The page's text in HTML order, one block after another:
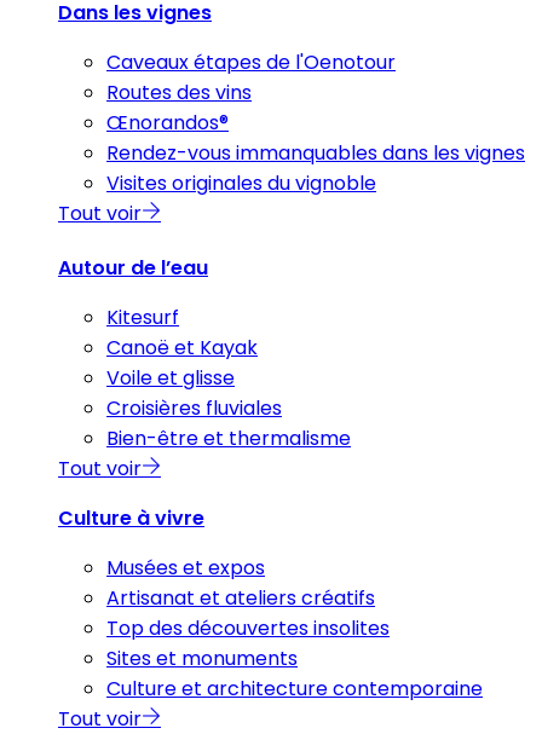
Dans les vignes
Caveaux étapes de l'Oenotour
Routes des vins
Œnorandos®
Rendez-vous immanquables dans les vignes
Visites originales du vignoble
Tout voir
Autour de l’eau
Kitesurf
Canoë et Kayak
Voile et glisse
Croisières fluviales
Bien-être et thermalisme
Tout voir
Culture à vivre
Musées et expos
Artisanat et ateliers créatifs
Top des découvertes insolites
Sites et monuments
Culture et architecture contemporaine
Tout voir